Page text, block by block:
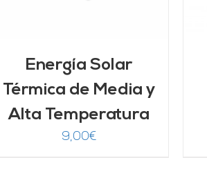
Energía Solar
Térmica de Media y
Alta Temperatura
9,00€